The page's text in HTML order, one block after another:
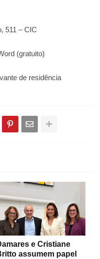
511 – CIC
(gratuito)
de residência
e Cristiane
assumem papel